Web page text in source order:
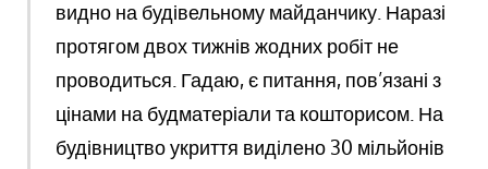
видно на будівельному майданчику. Наразі
протягом двох тижнів жодних робіт не
проводиться. Гадаю, є питання, пов’язані з
цінами на будматеріали та кошторисом. На
будівництво укриття виділено 30 мільйонів